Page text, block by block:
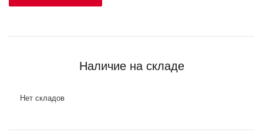
Наличие на складе
Нет складов